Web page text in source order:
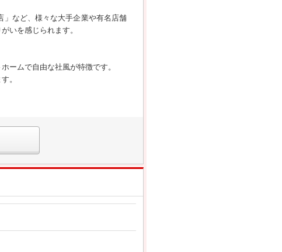
」など、様々な大手企業や有名店舗
いを感じられます。
ームで自由な社風が特徴です。
。